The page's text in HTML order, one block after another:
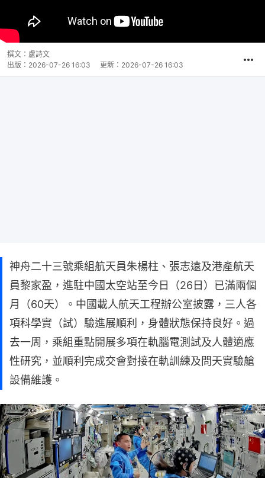
撰文： 盧詩文
出版： 2026-07-26 16:03 更新： 2026-07-26 16:03
神舟二十三號乘組航天員朱楊柱、張志遠及港產航天
員黎家盈，進駐中國太空站至今日（26日）已滿兩個
月（60天）。中國載人航天工程辦公室披露，三人各
項科學實（試）驗進展順利，身體狀態保持良好。過
去一周，乘組重點開展多項在軌腦電測試及人體適應
性研究，並順利完成交會對接在軌訓練及問天實驗艙
設備維護。